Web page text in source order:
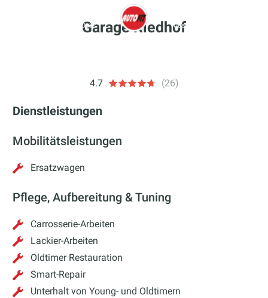
autofit
Jobs Über Autofit
Garage Riedhof
4.7 (26)
Dienstleistungen
Mobilitätsleistungen
Ersatzwagen
Pflege, Aufbereitung & Tuning
Carrosserie-Arbeiten
Lackier-Arbeiten
Oldtimer Restauration
Smart-Repair
Unterhalt von Young- und Oldtimern